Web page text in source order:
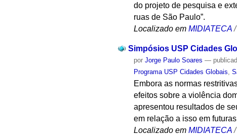
do projeto de pesquisa e
ruas de São Paulo”.
Localizado em MIDIATECA /
Simpósios USP Cidades
porJorge Paulo Soares —
Programa USP Cidades Globais ,
Embora as normas
efeitos sobre a violência
apresentou resultados de
em relação a isso em
Localizado em MIDIATECA /